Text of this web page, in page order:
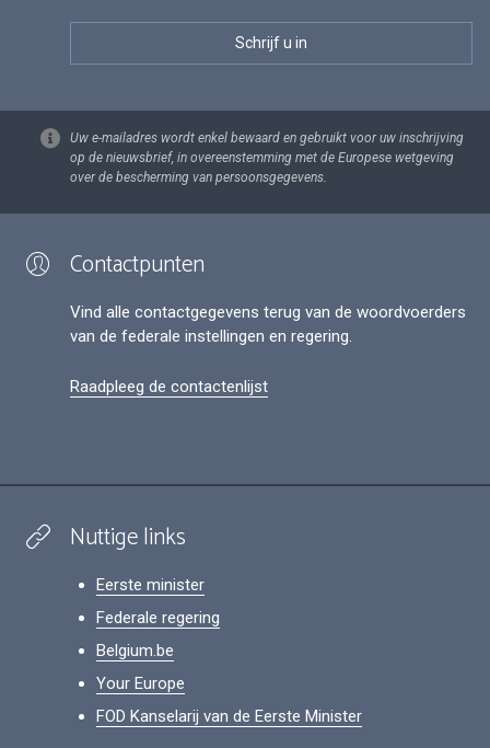
Uw e-mailadres wordt enkel bewaard en gebruikt voor uw inschrijving
op de nieuwsbrief, in overeenstemming met de Europese wetgeving
over de bescherming van persoonsgegevens.
Contactpunten
Vind alle contactgegevens terug van de woordvoerders
van de federale instellingen en regering.
Raadpleeg de contactenlijst
Nuttige links
Eerste minister
Federale regering
Belgium.be
Your Europe
FOD Kanselarij van de Eerste Minister